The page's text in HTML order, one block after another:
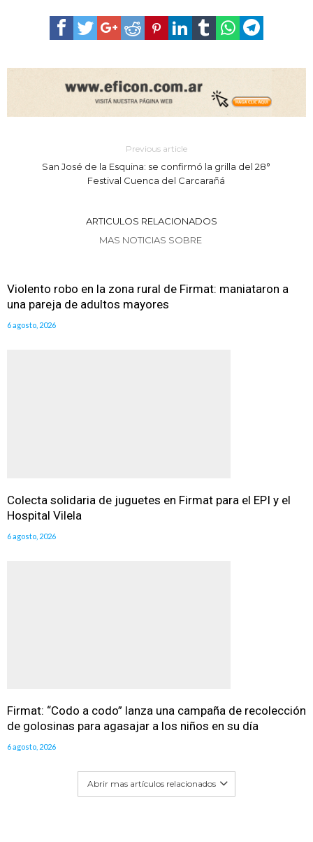
Previous article
San José de la Esquina: se confirmó la grilla del 28°
Festival Cuenca del Carcarañá
ARTICULOS RELACIONADOS
MAS NOTICIAS SOBRE
Violento robo en la zona rural de Firmat: maniataron a
una pareja de adultos mayores
6 agosto, 2026
Colecta solidaria de juguetes en Firmat para el EPI y el
Hospital Vilela
6 agosto, 2026
Firmat: “Codo a codo” lanza una campaña de recolección
de golosinas para agasajar a los niños en su día
6 agosto, 2026
Abrir mas artículos relacionados